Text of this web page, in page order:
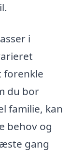
i
forenkle
du bor
familie, kan
behov og
gang